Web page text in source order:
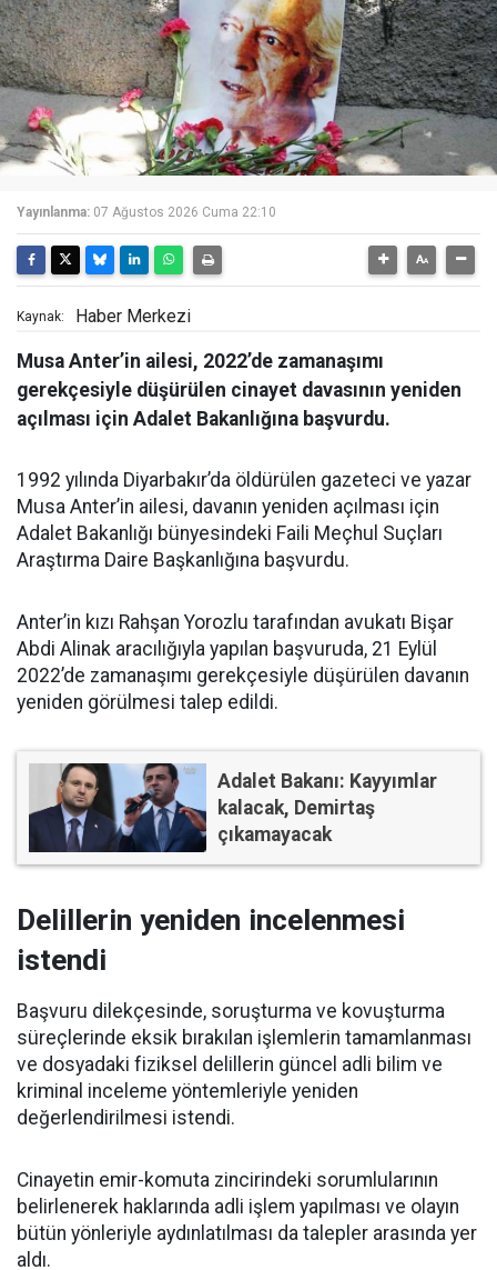
Yayınlanma: 07 Ağustos 2026 Cuma 22:10
Kaynak: Haber Merkezi
Musa Anter’in ailesi, 2022’de zamanaşımı
gerekçesiyle düşürülen cinayet davasının yeniden
açılması için Adalet Bakanlığına başvurdu.
1992 yılında Diyarbakır’da öldürülen gazeteci ve yazar
Musa Anter’in ailesi, davanın yeniden açılması için
Adalet Bakanlığı bünyesindeki Faili Meçhul Suçları
Araştırma Daire Başkanlığına başvurdu.
Anter’in kızı Rahşan Yorozlu tarafından avukatı Bişar
Abdi Alinak aracılığıyla yapılan başvuruda, 21 Eylül
2022’de zamanaşımı gerekçesiyle düşürülen davanın
yeniden görülmesi talep edildi.
Adalet Bakanı: Kayyımlar
kalacak, Demirtaş
çıkamayacak
Delillerin yeniden incelenmesi
istendi
Başvuru dilekçesinde, soruşturma ve kovuşturma
süreçlerinde eksik bırakılan işlemlerin tamamlanması
ve dosyadaki fiziksel delillerin güncel adli bilim ve
kriminal inceleme yöntemleriyle yeniden
değerlendirilmesi istendi.
Cinayetin emir-komuta zincirindeki sorumlularının
belirlenerek haklarında adli işlem yapılması ve olayın
bütün yönleriyle aydınlatılması da talepler arasında yer
aldı.